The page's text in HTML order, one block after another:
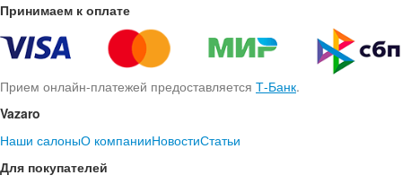
Принимаем к оплате
Прием онлайн-платежей предоставляется Т-Банк.
Vazaro
Наши салоныО компанииНовостиСтатьи
Для покупателей